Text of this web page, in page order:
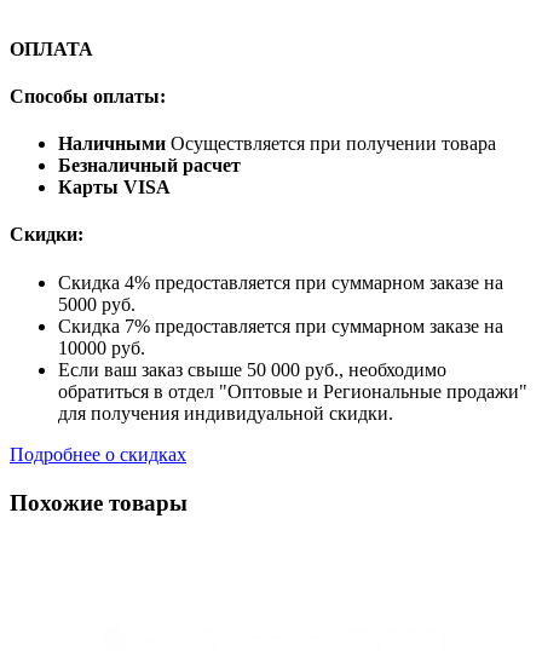
ОПЛАТА
Способы оплаты:
Наличными Осуществляется при получении товара
Безналичный расчет
Карты VISA
Скидки:
Скидка 4% предоставляется при суммарном заказе на
5000 руб.
Скидка 7% предоставляется при суммарном заказе на
10000 руб.
Если ваш заказ свыше 50 000 руб., необходимо
обратиться в отдел "Оптовые и Региональные продажи"
для получения индивидуальной скидки.
Подробнее о скидках
Похожие товары